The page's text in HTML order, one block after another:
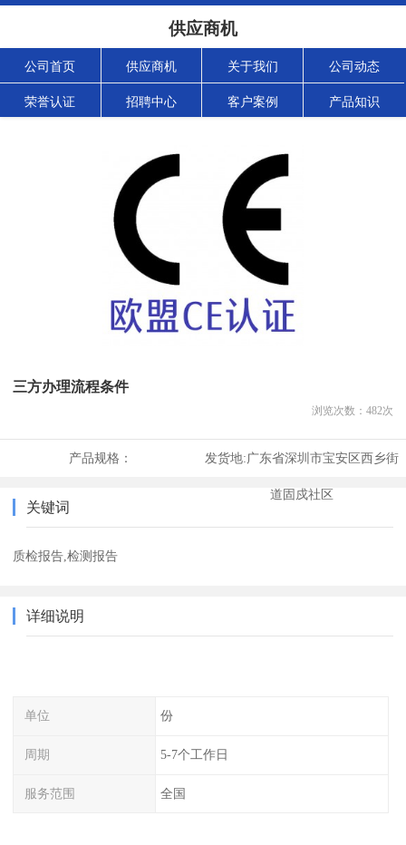
供应商机
公司首页 供应商机 关于我们 公司动态
荣誉认证 招聘中心 客户案例 产品知识
三方办理流程条件
浏览次数： 482次
产品规格： 发货地:广东省深圳市宝安区西乡街
道固戍社区
关键词
质检报告,检测报告
详细说明
单位 份
周期 5-7个工作日
服务范围 全国